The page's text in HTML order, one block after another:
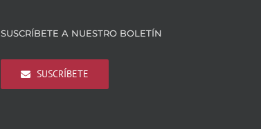
SUSCRÍBETE A NUESTRO BOLETÍN
SUSCRÍBETE